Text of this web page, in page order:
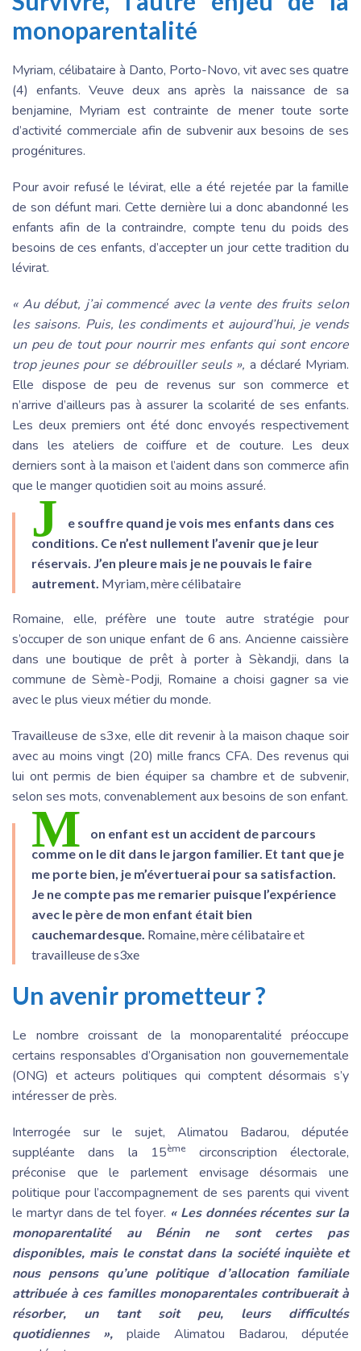
monoparentalité
Myriam, célibataire à Danto, Porto-Novo, vit avec ses quatre
(4) enfants. Veuve deux ans après la naissance de sa
benjamine, Myriam est contrainte de mener toute sorte
d’activité commerciale afin de subvenir aux besoins de ses
progénitures.
Pour avoir refusé le lévirat, elle a été rejetée par la famille
de son défunt mari. Cette dernière lui a donc abandonné les
enfants afin de la contraindre, compte tenu du poids des
besoins de ces enfants, d’accepter un jour cette tradition du
lévirat.
« Au début, j’ai commencé avec la vente des fruits selon
les saisons. Puis, les condiments et aujourd’hui, je vends
un peu de tout pour nourrir mes enfants qui sont encore
trop jeunes pour se débrouiller seuls », a déclaré Myriam.
Elle dispose de peu de revenus sur son commerce et
n’arrive d’ailleurs pas à assurer la scolarité de ses enfants.
Les deux premiers ont été donc envoyés respectivement
dans les ateliers de coiffure et de couture. Les deux
derniers sont à la maison et l’aident dans son commerce afin
que le manger quotidien soit au moins assuré.
J
e souffre quand je vois mes enfants dans ces
conditions. Ce n’est nullement l’avenir que je leur
réservais. J’en pleure mais je ne pouvais le faire
autrement. Myriam, mère célibataire
Romaine, elle, préfère une toute autre stratégie pour
s’occuper de son unique enfant de 6 ans. Ancienne caissière
dans une boutique de prêt à porter à Sèkandji, dans la
commune de Sèmè-Podji, Romaine a choisi gagner sa vie
avec le plus vieux métier du monde.
Travailleuse de s3xe, elle dit revenir à la maison chaque soir
avec au moins vingt (20) mille francs CFA. Des revenus qui
lui ont permis de bien équiper sa chambre et de subvenir,
selon ses mots, convenablement aux besoins de son enfant.
M
on enfant est un accident de parcours
comme on le dit dans le jargon familier. Et tant que je
me porte bien, je m’évertuerai pour sa satisfaction.
Je ne compte pas me remarier puisque l’expérience
avec le père de mon enfant était bien
cauchemardesque. Romaine, mère célibataire et
travailleuse de s3xe
Un avenir prometteur ?
Le nombre croissant de la monoparentalité préoccupe
certains responsables d’Organisation non gouvernementale
(ONG) et acteurs politiques qui comptent désormais s’y
intéresser de près.
Interrogée sur le sujet, Alimatou Badarou, députée
suppléante dans la 15ème
circonscription électorale,
préconise que le parlement envisage désormais une
politique pour l’accompagnement de ses parents qui vivent
le martyr dans de tel foyer. « Les données récentes sur la
monoparentalité au Bénin ne sont certes pas
disponibles, mais le constat dans la société inquiète et
nous pensons qu’une politique d’allocation familiale
attribuée à ces familles monoparentales contribuerait à
résorber, un tant soit peu, leurs difficultés
quotidiennes », plaide Alimatou Badarou, députée